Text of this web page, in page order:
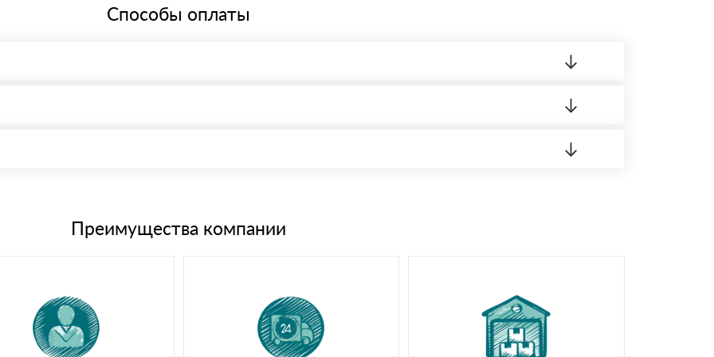
Способы оплаты
банковским картамПреимущества компании